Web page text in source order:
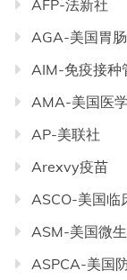
AFP-法新社
AGA-美国胃
AIM-免疫接种
AMA-美国医
AP-美联社
Arexvy疫苗
ASCO-美国临
ASM-美国微
ASPCA-美国